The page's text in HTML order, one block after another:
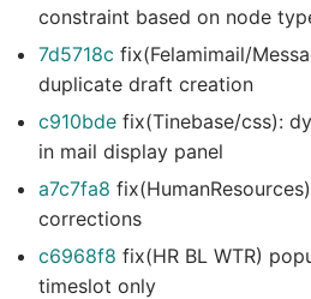
constraint based on node
7d5718c fix(Felamimail/
duplicate draft creation
c910bde fix(Tinebase/css):
in mail display panel
a7c7fa8
corrections
c6968f8 fix(HR BL WTR)
timeslot only